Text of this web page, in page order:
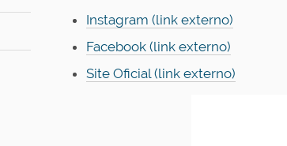
Instagram (link externo)
Facebook (link externo)
Site Oficial (link externo)